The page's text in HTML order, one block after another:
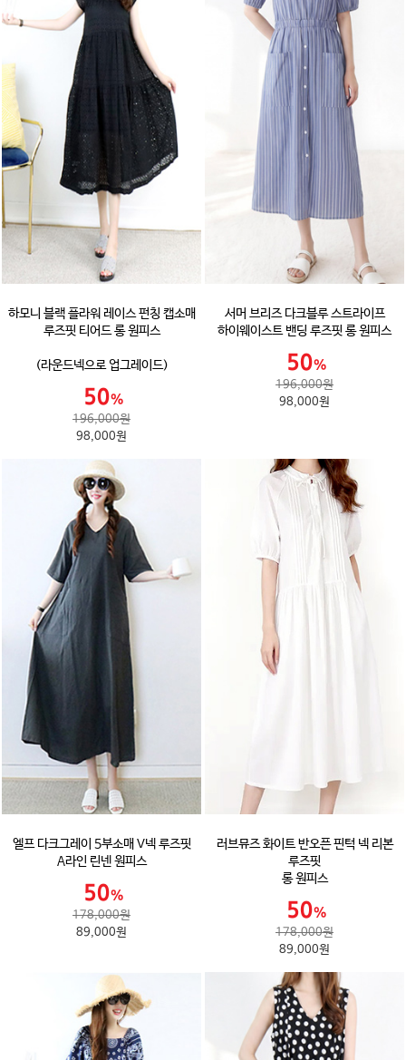
하모니 블랙 플라워 레이스 펀칭 캡소매
루즈핏 티어드 롱 원피스
(라운드넥으로 업그레이드)
196,000원
98,000원
서머 브리즈 다크블루 스트라이프
하이웨이스트 밴딩 루즈핏 롱 원피스
196,000원
98,000원
엘프 다크그레이 5부소매 V넥 루즈핏
A라인 린넨 원피스
178,000원
89,000원
러브뮤즈 화이트 반오픈 핀턱 넥 리본
루즈핏
롱 원피스
178,000원
89,000원